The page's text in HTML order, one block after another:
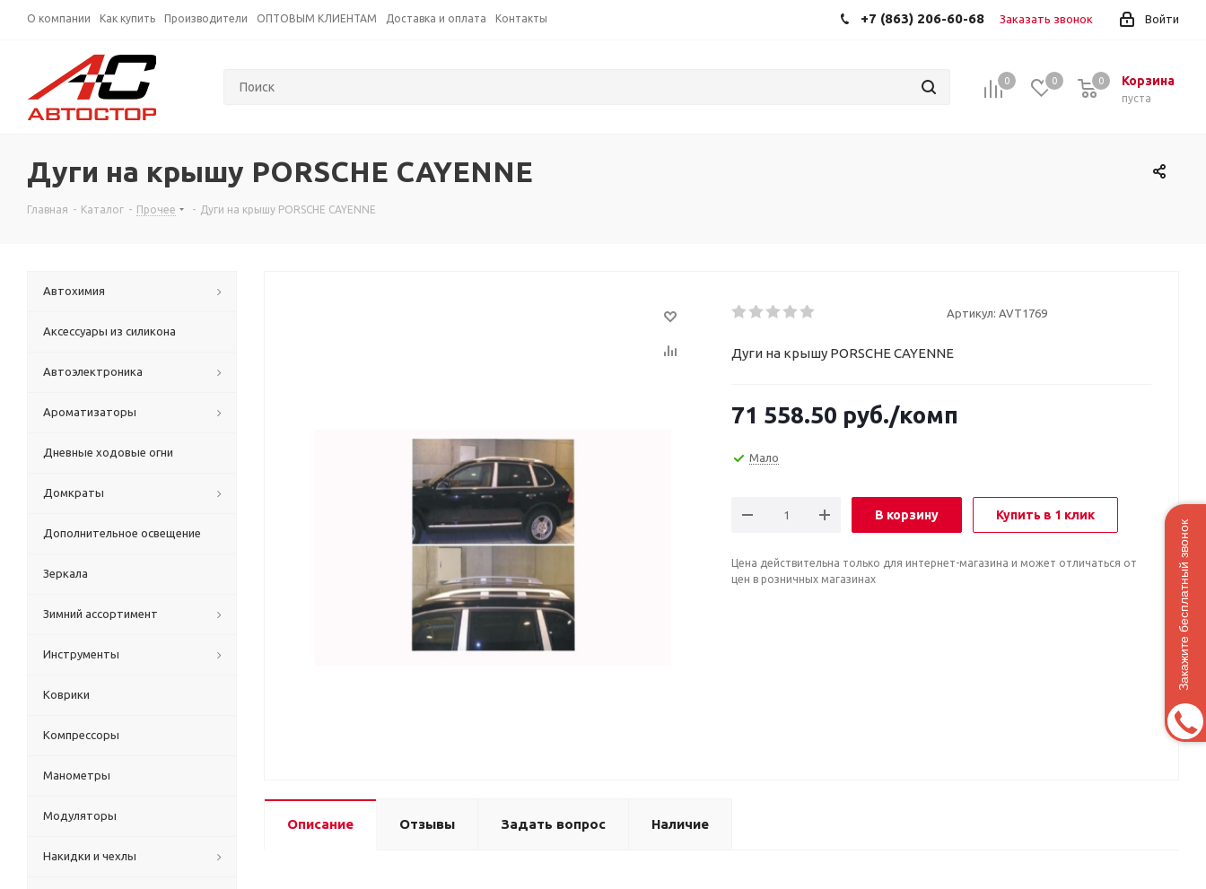
О компании Как купить Производители ОПТОВЫМ КЛИЕНТАМ Доставка и оплата Контакты Войти
+7 (863) 206-60-68 Заказать звонок
0 0 Корзина
пуста
0
Дуги на крышу PORSCHE CAYENNE
Главная - Каталог - Прочее - Дуги на крышу PORSCHE CAYENNE
Артикул: AVT1769
Дуги на крышу PORSCHE CAYENNE
71 558.50 руб./комп
Мало
В корзину Купить в 1 клик
Цена действительна только для интернет-магазина и может отличаться от
цен в розничных магазинах
Описание Отзывы Задать вопрос Наличие
Автохимия
Аксессуары из силикона
Автоэлектроника
Ароматизаторы
Дневные ходовые огни
Домкраты
Дополнительное освещение
Зеркала
Зимний ассортимент
Инструменты
Коврики
Компрессоры
Манометры
Модуляторы
Накидки и чехлы
Закажите бесплатный звонок